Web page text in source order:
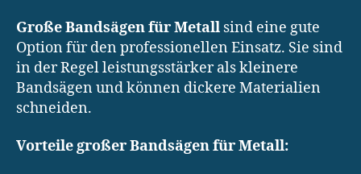
Große Bandsägen für Metall sind eine gute
Option für den professionellen Einsatz. Sie sind
in der Regel leistungsstärker als kleinere
Bandsägen und können dickere Materialien
schneiden.
Vorteile großer Bandsägen für Metall: